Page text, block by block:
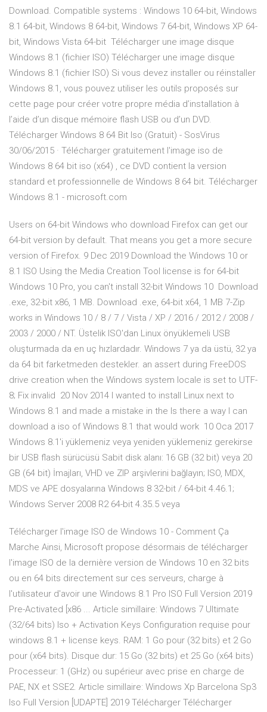
Download. Compatible systems : Windows 10 64-bit, Windows
8.1 64-bit, Windows 8 64-bit, Windows 7 64-bit, Windows XP 64-
bit, Windows Vista 64-bit Télécharger une image disque
Windows 8.1 (fichier ISO) Télécharger une image disque
Windows 8.1 (fichier ISO) Si vous devez installer ou réinstaller
Windows 8.1, vous pouvez utiliser les outils proposés sur
cette page pour créer votre propre média d’installation à
l’aide d’un disque mémoire flash USB ou d’un DVD.
Télécharger Windows 8 64 Bit Iso (Gratuit) - SosVirus
30/06/2015 · Télécharger gratuitement l'image iso de
Windows 8 64 bit iso (x64) , ce DVD contient la version
standard et professionnelle de Windows 8 64 bit. Télécharger
Windows 8.1 - microsoft.com
Users on 64-bit Windows who download Firefox can get our
64-bit version by default. That means you get a more secure
version of Firefox. 9 Dec 2019 Download the Windows 10 or
8.1 ISO Using the Media Creation Tool license is for 64-bit
Windows 10 Pro, you can't install 32-bit Windows 10 Download
.exe, 32-bit x86, 1 MB. Download .exe, 64-bit x64, 1 MB 7-Zip
works in Windows 10 / 8 / 7 / Vista / XP / 2016 / 2012 / 2008 /
2003 / 2000 / NT. Üstelik ISO'dan Linux önyüklemeli USB
oluşturmada da en uç hızlardadır. Windows 7 ya da üstü, 32 ya
da 64 bit farketmeden destekler. an assert during FreeDOS
drive creation when the Windows system locale is set to UTF-
8; Fix invalid 20 Nov 2014 I wanted to install Linux next to
Windows 8.1 and made a mistake in the Is there a way I can
download a iso of Windows 8.1 that would work 10 Oca 2017
Windows 8.1'i yüklemeniz veya yeniden yüklemeniz gerekirse
bir USB flash sürücüsü Sabit disk alanı: 16 GB (32 bit) veya 20
GB (64 bit) İmajları, VHD ve ZIP arşivlerini bağlayın; ISO, MDX,
MDS ve APE dosyalarına Windows 8 32-bit / 64-bit 4.46.1;
Windows Server 2008 R2 64-bit 4.35.5 veya
Télécharger l'image ISO de Windows 10 - Comment Ça
Marche Ainsi, Microsoft propose désormais de télécharger
l'image ISO de la dernière version de Windows 10 en 32 bits
ou en 64 bits directement sur ces serveurs, charge à
l'utilisateur d'avoir une Windows 8.1 Pro ISO Full Version 2019
Pre-Activated [x86 ... Article simillaire: Windows 7 Ultimate
(32/64 bits) Iso + Activation Keys Configuration requise pour
windows 8.1 + license keys. RAM: 1 Go pour (32 bits) et 2 Go
pour (x64 bits). Disque dur: 15 Go (32 bits) et 25 Go (x64 bits)
Processeur: 1 (GHz) ou supérieur avec prise en charge de
PAE, NX et SSE2. Article simillaire: Windows Xp Barcelona Sp3
Iso Full Version [UDAPTE] 2019 Télécharger Télécharger